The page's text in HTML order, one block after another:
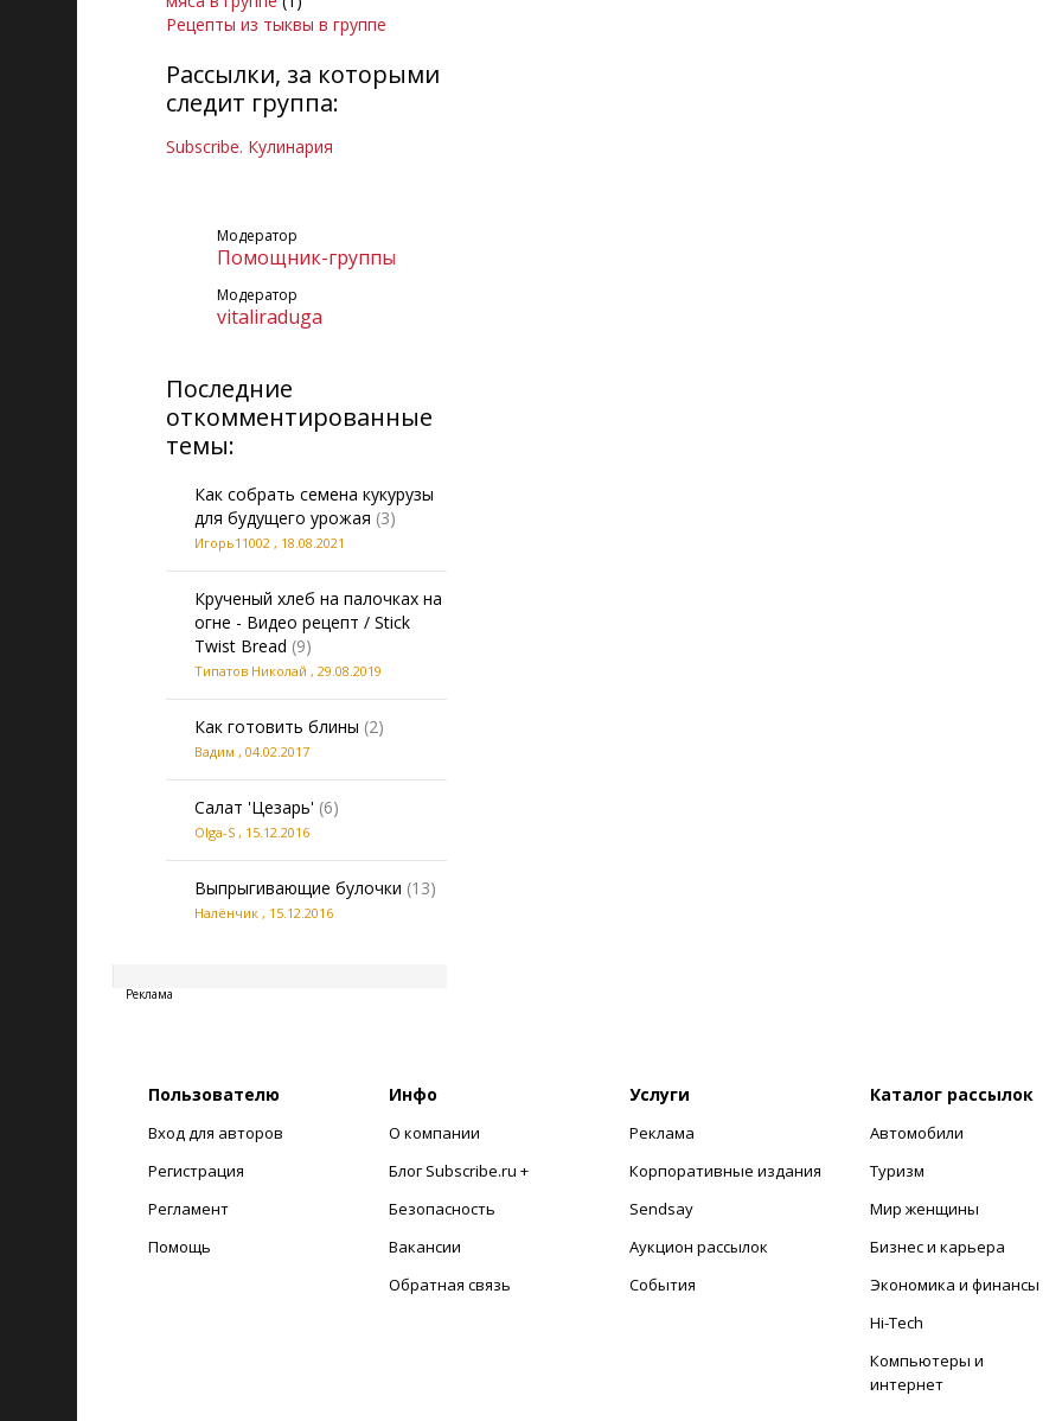
Рецепты из тыквы в группе
Рассылки, за которыми
следит группа:
Subscribe. Кулинария
Модератор
Помощник-группы
Модератор
vitaliraduga
Последние
откомментированные
темы:
Как собрать семена кукурузы
для будущего урожая (3)
Игорь11002 , 18.08.2021
Крученый хлеб на палочках на
огне - Видео рецепт / Stick
Twist Bread (9)
Типатов Николай , 29.08.2019
Как готовить блины (2)
Вадим , 04.02.2017
Салат 'Цезарь' (6)
Olga-S , 15.12.2016
Выпрыгивающие булочки (13)
Налёнчик , 15.12.2016
Реклама
Пользователю
Вход для авторов
Регистрация
Регламент
Помощь
Инфо
О компании
Блог Subscribe.ru +
Безопасность
Вакансии
Обратная связь
Услуги
Реклама
Корпоративные издания
Sendsay
Аукцион рассылок
События
Каталог рассылок
Автомобили
Туризм
Мир женщины
Бизнес и карьера
Экономика и финансы
Hi-Tech
Компьютеры и
интернет